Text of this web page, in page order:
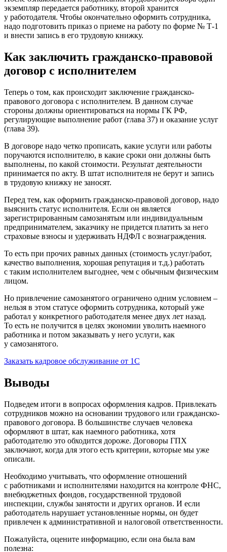
экземпляр передается работнику, второй хранится
у работодателя. Чтобы окончательно оформить сотрудника,
надо подготовить приказ о приеме на работу по форме № Т-1
и внести запись в его трудовую книжку.
Как заключить гражданско-правовой
договор с исполнителем
Теперь о том, как происходит заключение гражданско-
правового договора с исполнителем. В данном случае
стороны должны ориентироваться на нормы ГК РФ,
регулирующие выполнение работ (глава 37) и оказание услуг
(глава 39).
В договоре надо четко прописать, какие услуги или работы
поручаются исполнителю, в какие сроки они должны быть
выполнены, по какой стоимости. Результат деятельности
принимается по акту. В штат исполнителя не берут и запись
в трудовую книжку не заносят.
Перед тем, как оформить гражданско-правовой договор, надо
выяснить статус исполнителя. Если он является
зарегистрированным самозанятым или индивидуальным
предпринимателем, заказчику не придется платить за него
страховые взносы и удерживать НДФЛ с вознаграждения.
То есть при прочих равных данных (стоимость услуг/работ,
качество выполнения, хорошая репутация и т.д.) работать
с таким исполнителем выгоднее, чем с обычным физическим
лицом.
Но привлечение самозанятого ограничено одним условием –
нельзя в этом статусе оформить сотрудника, который уже
работал у конкретного работодателя менее двух лет назад.
То есть не получится в целях экономии уволить наемного
работника и потом заказывать у него услуги, как
у самозанятого.
Заказать кадровое обслуживание от 1С
Выводы
Подведем итоги в вопросах оформления кадров. Привлекать
сотрудников можно на основании трудового или гражданско-
правового договора. В большинстве случаев человека
оформляют в штат, как наемного работника, хотя
работодателю это обходится дороже. Договоры ГПХ
заключают, когда для этого есть критерии, которые мы уже
описали.
Необходимо учитывать, что оформление отношений
с работниками и исполнителями находится на контроле ФНС,
внебюджетных фондов, государственной трудовой
инспекции, службы занятости и других органов. И если
работодатель нарушает установленные нормы, он будет
привлечен к административной и налоговой ответственности.
Пожалуйста, оцените информацию, если она была вам
полезна: